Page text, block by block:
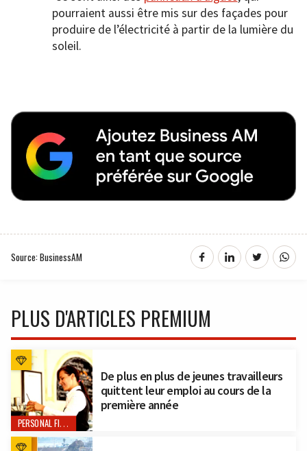
pourraient aussi être mis sur des façades pour
produire de l’électricité à partir de la lumière du
soleil.
Source: BusinessAM
PLUS D'ARTICLES PREMIUM
PERSONAL FINANCE
De plus en plus de jeunes travailleurs
quittent leur emploi au cours de la
première année